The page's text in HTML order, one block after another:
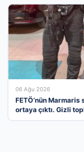
06 Ağu 2026
FETÖ’nün
ortaya çıktı. Gizli